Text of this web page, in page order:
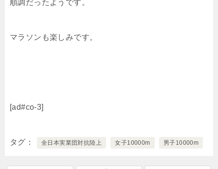
順調だったようです。
マラソンも楽しみです。
[ad#co-3]
タグ 全日本実業団対抗陸上 女子10000m 男子10000m